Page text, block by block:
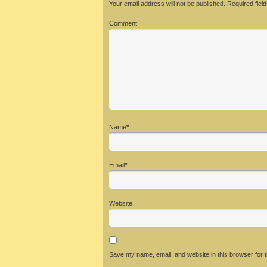
Your email address will not be published. Required
Comment
Name*
Email*
Website
Save my name, email, and website in this browser for